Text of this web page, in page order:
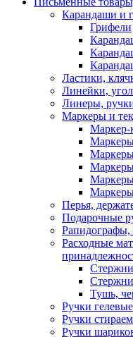
Карандаши и
Грифели
Ластики,
Линейки,
Линеры,
Маркеры и
Маркер-
Перья,
Подарочные
Рапидографы,
Расходные
Тушь,
Ручки гелевые
Ручки
Ручки